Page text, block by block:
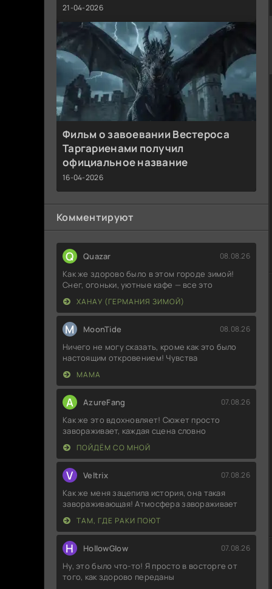
21-04-2026
Фильм о завоевании Вестероса
Таргариенами получил
официальное название
16-04-2026
Комментируют
Q Quazar 08.08.26
Как же здорово было в этом городе зимой!
Снег, огоньки, уютные кафе — все это
ХАНАУ (ГЕРМАНИЯ ЗИМОЙ)
M MoonTide 08.08.26
Ничего не могу сказать, кроме как это было
настоящим откровением! Чувства
МАМА
A AzureFang 07.08.26
Как же это вдохновляет! Сюжет просто
завораживает, каждая сцена словно
ПОЙДЁМ СО МНОЙ
V Veltrix 07.08.26
Как же меня зацепила история, она такая
завораживающая! Атмосфера завораживает
ТАМ, ГДЕ РАКИ ПОЮТ
H HollowGlow 07.08.26
Ну, это было что-то! Я просто в восторге от
того, как здорово переданы